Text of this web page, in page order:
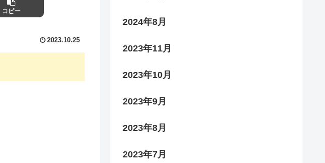
コピー
2023.10.25
2024年8月
2023年11月
2023年10月
2023年9月
2023年8月
2023年7月